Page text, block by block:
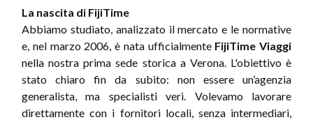
La nascita di FijiTime
Abbiamo studiato, analizzato il mercato e le normative
e, nel marzo 2006, è nata ufficialmente FijiTime Viaggi
nella nostra prima sede storica a Verona. L'obiettivo è
stato chiaro fin da subito: non essere un’agenzia
generalista, ma specialisti veri. Volevamo lavorare
direttamente con i fornitori locali, senza intermediari,